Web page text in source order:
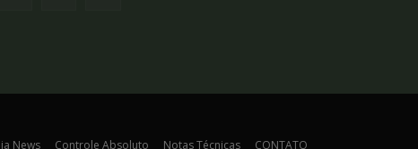
News Controle Absoluto Notas Técnicas CONTATO